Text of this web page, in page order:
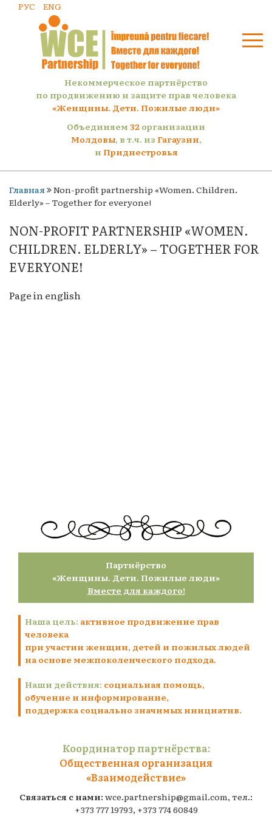
РУС ENG
Некоммерческое партнёрство
по продвижению и защите прав человека
«Женщины. Дети. Пожилые люди»
Объединяем 32 организации
Молдовы, в т.ч. из Гагаузии,
и Приднестровья
Главная
Non-profit partnership «Women. Children.
Elderly» – Together for everyone!
NON-PROFIT PARTNERSHIP «WOMEN.
CHILDREN. ELDERLY» – TOGETHER FOR
EVERYONE!
Page in english
Партнёрство
«Женщины. Дети. Пожилые люди»
Вместе для каждого!
Наша цель: активное продвижение прав
человека
при участии женщин, детей и пожилых людей
на основе межпоколенческого подхода.
Наши действия: социальная помощь,
обучение и информирование,
поддержка социально значимых инициатив.
Координатор партнёрства:
Общественная организация
«Взаимодействие»
Связаться с нами: wce.partnership@gmail.com, тел.:
+373 777 19793, +373 774 60849